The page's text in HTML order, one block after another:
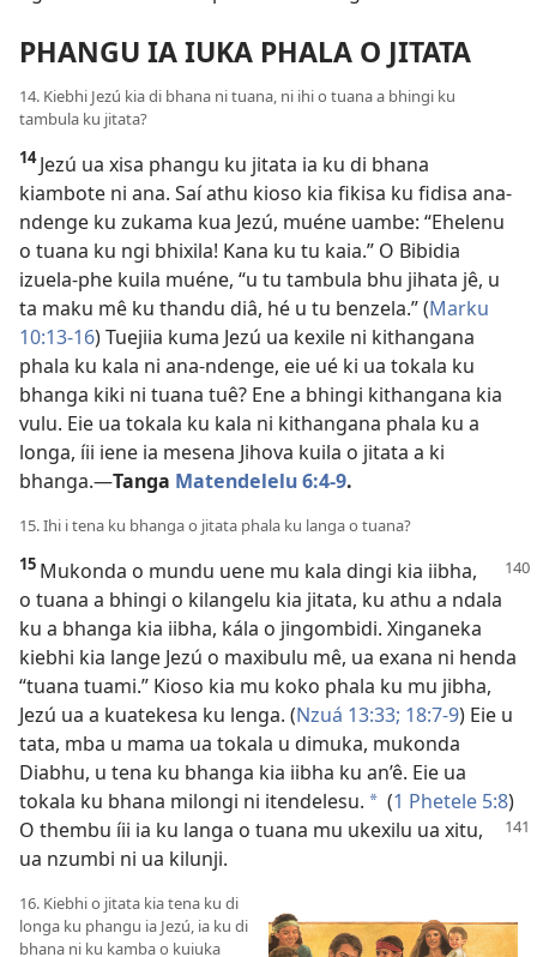
PHANGU IA IUKA PHALA O JITATA
14. Kiebhi Jezú kia di bhana ni tuana, ni ihi o tuana a bhingi ku
tambula ku jitata?
14Jezú ua xisa phangu ku jitata ia ku di bhana
kiambote ni ana. Saí athu kioso kia fikisa ku fidisa ana-
ndenge ku zukama kua Jezú, muéne uambe: “Ehelenu
o tuana ku ngi bhixila! Kana ku tu kaia.” O Bibidia
izuela-phe kuila muéne, “u tu tambula bhu jihata jê, u
ta maku mê ku thandu diâ, hé u tu benzela.” (Marku
10:13-16) Tuejiia kuma Jezú ua kexile ni kithangana
phala ku kala ni ana-ndenge, eie ué ki ua tokala ku
bhanga kiki ni tuana tuê? Ene a bhingi kithangana kia
vulu. Eie ua tokala ku kala ni kithangana phala ku a
longa, íii iene ia mesena Jihova kuila o jitata a ki
bhanga.—Tanga Matendelelu 6:4-9.
15. Ihi i tena ku bhanga o jitata phala ku langa o tuana?
15 Mukonda o mundu uene mu kala dingi kia iibha,
o tuana a bhingi o kilangelu kia jitata, ku athu a ndala
ku a bhanga kia iibha, kála o jingombidi. Xinganeka
kiebhi kia lange Jezú o maxibulu mê, ua exana ni henda
“tuana tuami.” Kioso kia mu koko phala ku mu jibha,
Jezú ua a kuatekesa ku lenga. (Nzuá 13:33; 18:7-9) Eie u
tata, mba u mama ua tokala u dimuka, mukonda
Diabhu, u tena ku bhanga kia iibha ku an’ê. Eie ua
tokala ku bhana milongi ni itendelesu. * (1 Phetele 5:8)
O thembu íii ia ku langa o tuana mu ukexilu ua xitu,
ua nzumbi ni ua kilunji.
16. Kiebhi o jitata kia tena ku di
longa ku phangu ia Jezú, ia ku di
bhana ni ku kamba o kuiuka